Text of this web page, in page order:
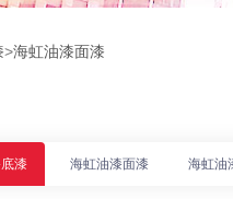
>海虹油漆面漆
漆 海虹油漆面漆 海虹油